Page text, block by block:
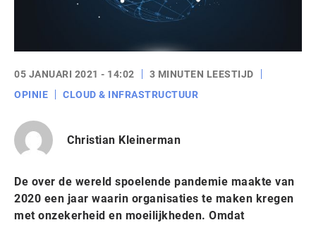
05 JANUARI 2021 - 14:02
3 MINUTEN LEESTIJD
OPINIE
CLOUD & INFRASTRUCTUUR
Christian Kleinerman
De over de wereld spoelende pandemie maakte van
2020 een jaar waarin organisaties te maken kregen
met onzekerheid en moeilijkheden. Omdat